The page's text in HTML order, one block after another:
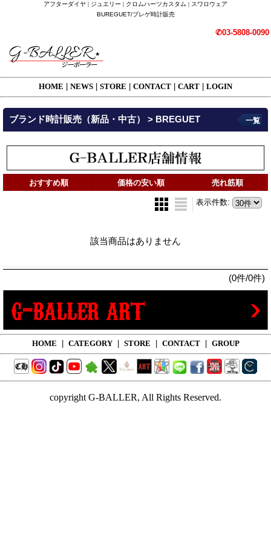
アフターダイヤ | ジュエリー | クロムハーツカスタム | スワロウェア
BUREGUET/ブレゲ時計販売
✆03-5808-0090
HOME NEWS STORE CONTACT CART LOGIN
ブランド時計販売（新品・中古） > BREGUET 一覧
おすすめ順 価格の安い順 売れ筋順
表示件数:
該当商品はありません
(0件/0件)
HOME CATEGORY STORE CONTACT GROUP
copyright G-BALLER, All Rights Reserved.